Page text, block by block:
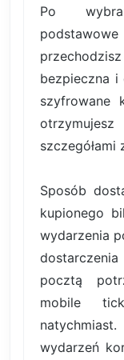
Po
bezpieczna
szyfrowane
szczegółami
Sposób
kupionego
wydarzenia
pocztą
mobile
wydarzeń